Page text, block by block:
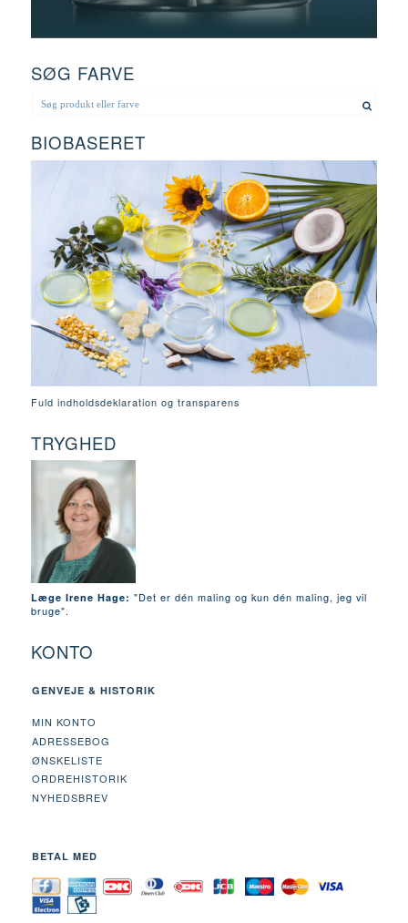
SØG FARVE
BIOBASERET
Fuld indholdsdeklaration og transparens
TRYGHED
Læge Irene Hage: "Det er dén maling og kun dén maling, jeg vil
bruge".
KONTO
GENVEJE & HISTORIK
MIN KONTO
ADRESSEBOG
ØNSKELISTE
ORDREHISTORIK
NYHEDSBREV
BETAL MED